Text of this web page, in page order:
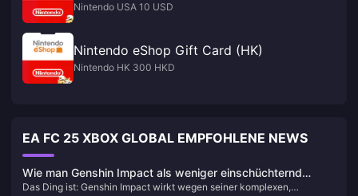
Nintendo USA 10 USD
Nintendo eShop Gift Card (HK)
Nintendo HK 300 HKD
EA FC 25 XBOX GLOBAL EMPFOHLENE NEWS
Wie man Genshin Impact als weniger einschüchternd
empfindet: Ein Leitfaden für Anfänger zum Selbstvertrauen
Das Ding ist: Genshin Impact wirkt wegen seiner komplexen,